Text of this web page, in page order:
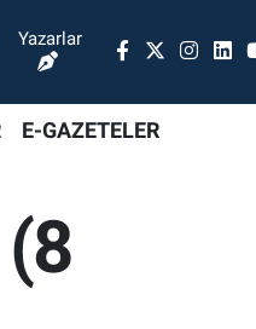
Yazarlar
E-GAZETELER